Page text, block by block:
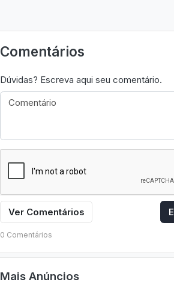
Comentários
Dúvidas? Escreva aqui seu comentário.
Ver Comentários
0 Comentários
Mais Anúncios